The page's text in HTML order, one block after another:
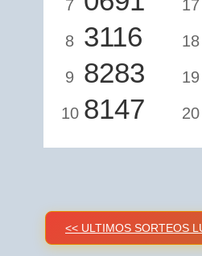
7
8 3116
9 8283
10 8147
17
18
19
20
<< ULTIMOS SORTEOS